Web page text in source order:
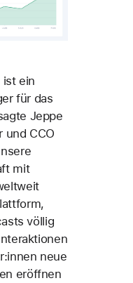
ist ein
für das
Jeppe
und CCO
mit
völlig
neue
eröffnen